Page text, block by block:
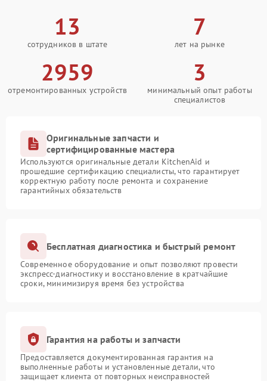
13
сотрудников в штате
7
лет на рынке
2959
отремонтированных устройств
3
минимальный опыт работы
специалистов
Оригинальные запчасти и
сертифицированные мастера
Используются оригинальные детали KitchenAid и
прошедшие сертификацию специалисты, что гарантирует
корректную работу после ремонта и сохранение
гарантийных обязательств
Бесплатная диагностика и быстрый ремонт
Современное оборудование и опыт позволяют провести
экспресс-диагностику и восстановление в кратчайшие
сроки, минимизируя время без устройства
Гарантия на работы и запчасти
Предоставляется документированная гарантия на
выполненные работы и установленные детали, что
защищает клиента от повторных неисправностей